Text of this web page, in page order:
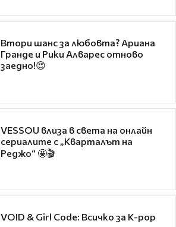
Втори шанс за любовта? Ариана
Гранде и Рики Алварес отново
заедно!😍
VESSOU влиза в света на онлайн
сериалите с „Кварталът на
Реджо“ 🤩🎬
VOID & Girl Code: Всичко за K-pop